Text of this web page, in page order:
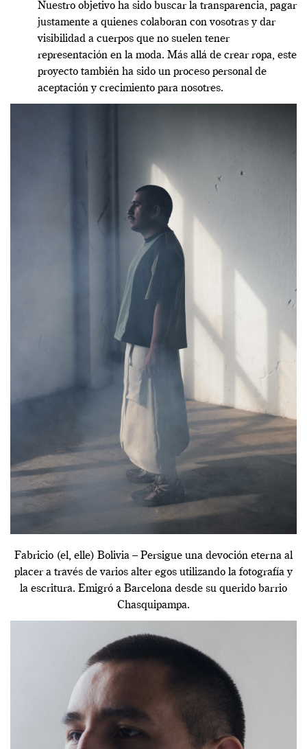
Nuestro objetivo ha sido buscar la transparencia, pagar
justamente a quienes colaboran con vosotras y dar
visibilidad a cuerpos que no suelen tener
representación en la moda. Más allá de crear ropa, este
proyecto también ha sido un proceso personal de
aceptación y crecimiento para nosotres.
Fabricio (el, elle) Bolivia – Persigue una devoción eterna al
placer a través de varios alter egos utilizando la fotografía y
la escritura. Emigró a Barcelona desde su querido barrio
Chasquipampa.